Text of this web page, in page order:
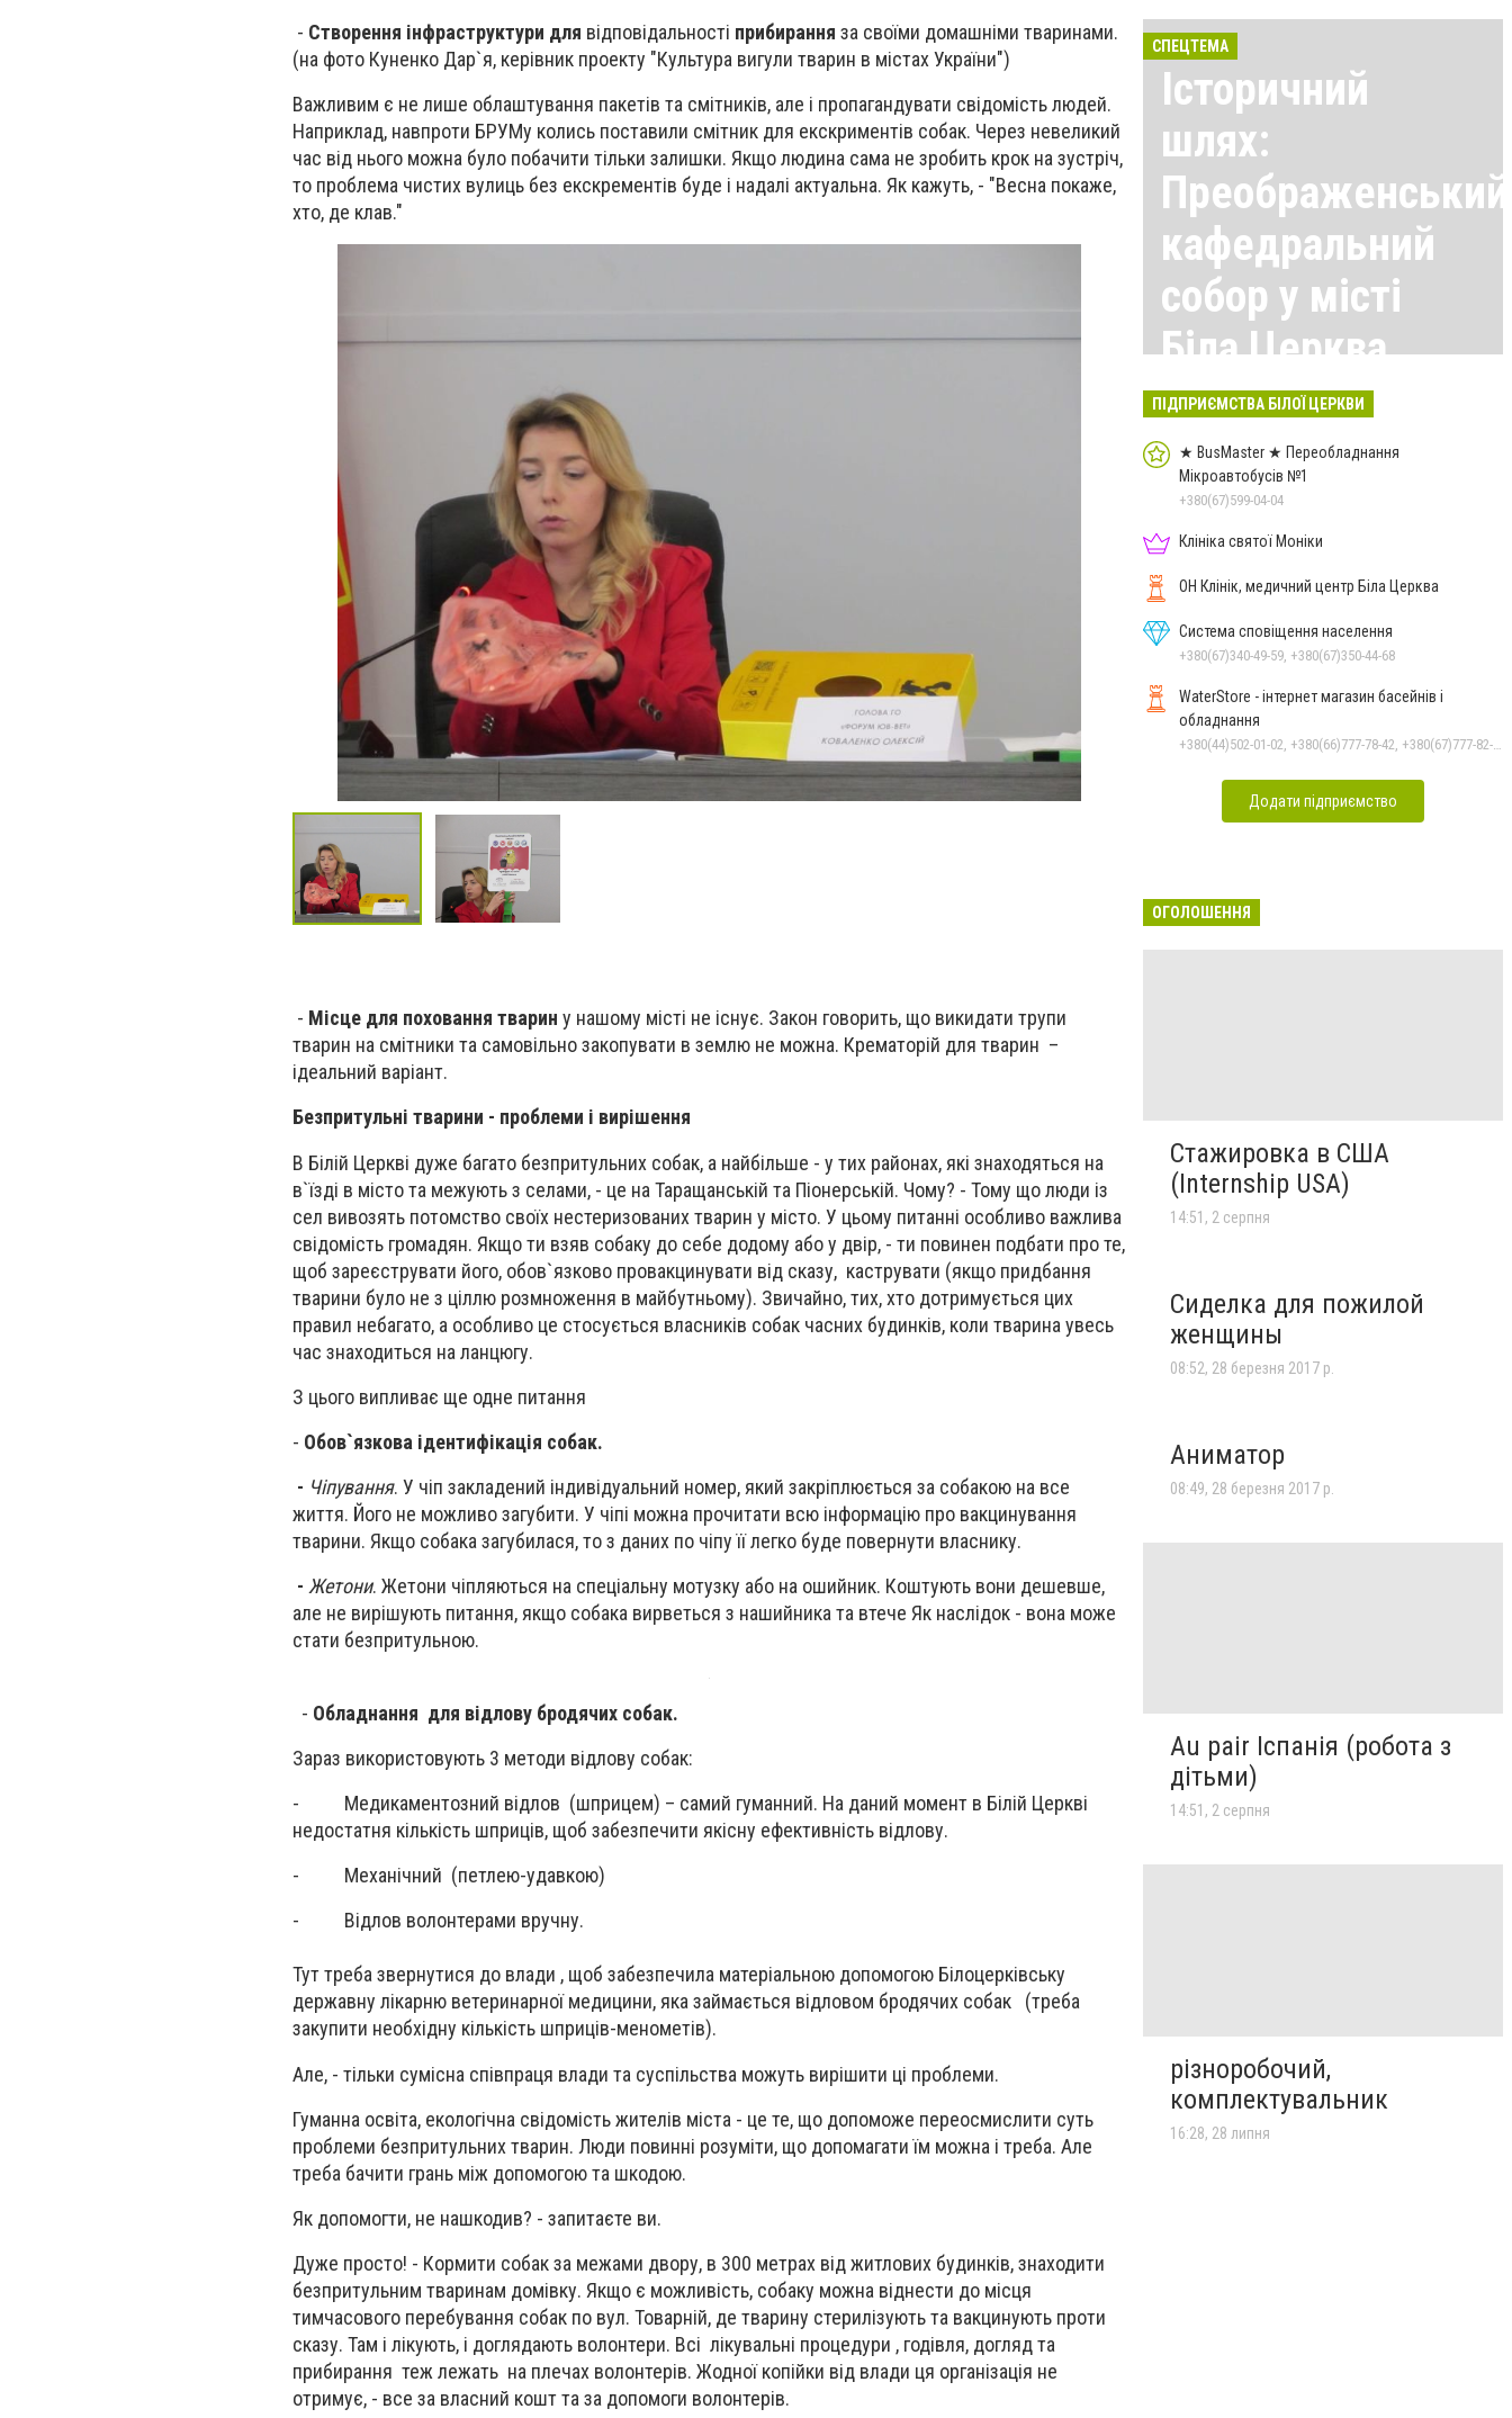
- Створення інфраструктури для відповідальності прибирання за своїми домашніми тваринами.
(на фото Куненко Дар`я, керівник проекту "Культура вигули тварин в містах України")
Важливим є не лише облаштування пакетів та смітників, але і пропагандувати свідомість людей.
Наприклад, навпроти БРУМу колись поставили смітник для екскриментів собак. Через невеликий
час від нього можна було побачити тільки залишки. Якщо людина сама не зробить крок на зустріч,
то проблема чистих вулиць без екскрементів буде і надалі актуальна. Як кажуть, - "Весна покаже,
хто, де клав."
- Місце для поховання тварин у нашому місті не існує. Закон говорить, що викидати трупи
тварин на смітники та самовільно закопувати в землю не можна. Крематорій для тварин –
ідеальний варіант.
Безпритульні тварини - проблеми і вирішення
В Білій Церкві дуже багато безпритульних собак, а найбільше - у тих районах, які знаходяться на
в`їзді в місто та межують з селами, - це на Таращанській та Піонерській. Чому? - Тому що люди із
сел вивозять потомство своїх нестеризованих тварин у місто. У цьому питанні особливо важлива
свідомість громадян. Якщо ти взяв собаку до себе додому або у двір, - ти повинен подбати про те,
щоб зареєструвати його, обов`язково провакцинувати від сказу, каструвати (якщо придбання
тварини було не з ціллю розмноження в майбутньому). Звичайно, тих, хто дотримується цих
правил небагато, а особливо це стосується власників собак часних будинків, коли тварина увесь
час знаходиться на ланцюгу.
З цього випливає ще одне питання
- Обов`язкова ідентифікація собак.
- Чіпування. У чіп закладений індивідуальний номер, який закріплюється за собакою на все
життя. Його не можливо загубити. У чіпі можна прочитати всю інформацію про вакцинування
тварини. Якщо собака загубилася, то з даних по чіпу її легко буде повернути власнику.
- Жетони. Жетони чіпляються на спеціальну мотузку або на ошийник. Коштують вони дешевше,
але не вирішують питання, якщо собака вирветься з нашийника та втече Як наслідок - вона може
стати безпритульною.
- Обладнання для відлову бродячих собак.
Зараз використовують 3 методи відлову собак:
- Медикаментозний відлов (шприцем) – самий гуманний. На даний момент в Білій Церкві
недостатня кількість шприців, щоб забезпечити якісну ефективність відлову.
- Механічний (петлею-удавкою)
- Відлов волонтерами вручну.
Тут треба звернутися до влади , щоб забезпечила матеріальною допомогою Білоцерківську
державну лікарню ветеринарної медицини, яка займається відловом бродячих собак (треба
закупити необхідну кількість шприців-менометів).
Але, - тільки сумісна співпраця влади та суспільства можуть вирішити ці проблеми.
Гуманна освіта, екологічна свідомість жителів міста - це те, що допоможе переосмислити суть
проблеми безпритульних тварин. Люди повинні розуміти, що допомагати їм можна і треба. Але
треба бачити грань між допомогою та шкодою.
Як допомогти, не нашкодив? - запитаєте ви.
Дуже просто! - Кормити собак за межами двору, в 300 метрах від житлових будинків, знаходити
безпритульним тваринам домівку. Якщо є можливість, собаку можна віднести до місця
тимчасового перебування собак по вул. Товарній, де тварину стерилізують та вакцинують проти
сказу. Там і лікують, і доглядають волонтери. Всі лікувальні процедури , годівля, догляд та
прибирання теж лежать на плечах волонтерів. Жодної копійки від влади ця організація не
отримує, - все за власний кошт та за допомоги волонтерів.
СПЕЦТЕМА
Історичний
шлях:
Преображенський
кафедральний
собор у місті
Біла Церква
Всі матеріали тут
ПІДПРИЄМСТВА БІЛОЇ ЦЕРКВИ
★ BusMaster ★ Переобладнання
Мікроавтобусів №1
+380(67)599-04-04
Клініка святої Моніки
ОН Клінік, медичний центр Біла Церква
Система сповіщення населення
+380(67)340-49-59, +380(67)350-44-68
WaterStore - інтернет магазин басейнів і
обладнання
Додати підприємство
ОГОЛОШЕННЯ
Стажировка в США
(Internship USA)
14:51, 2 серпня
Сиделка для пожилой
женщины
08:52, 28 березня 2017 р.
Аниматор
08:49, 28 березня 2017 р.
Au pair Іспанія (робота з
дітьми)
14:51, 2 серпня
різноробочий,
комплектувальник
16:28, 28 липня